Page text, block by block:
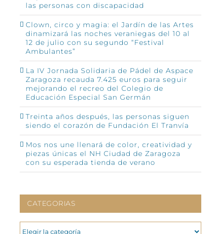
las personas con discapacidad
Clown, circo y magia: el Jardín de las Artes
dinamizará las noches veraniegas del 10 al
12 de julio con su segundo “Festival
Ambulantes”
La IV Jornada Solidaria de Pádel de Aspace
Zaragoza recauda 7.425 euros para seguir
mejorando el recreo del Colegio de
Educación Especial San Germán
Treinta años después, las personas siguen
siendo el corazón de Fundación El Tranvía
Mos nos une llenará de color, creatividad y
piezas únicas el NH Ciudad de Zaragoza
con su esperada tienda de verano
CATEGORIAS
CATEGORIAS